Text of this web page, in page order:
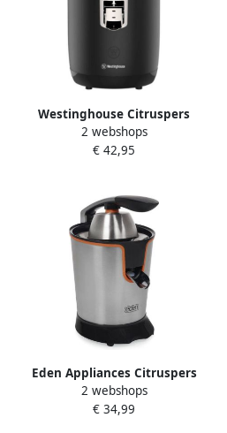
Westinghouse Citruspers
Elektrisch Met Filter
Sinaasappelpers Zwart
2 webshops
€ 42,95
Eden Appliances Citruspers
electrisch Eden ED-7001
Sinaasappelpers elektrisch
2 webshops
€ 34,99